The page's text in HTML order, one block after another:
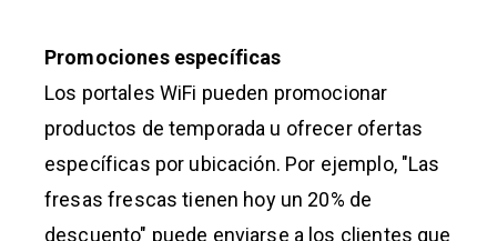
Promociones específicas
Los portales WiFi pueden promocionar
productos de temporada u ofrecer ofertas
específicas por ubicación. Por ejemplo, "Las
fresas frescas tienen hoy un 20% de
descuento" puede enviarse a los clientes que